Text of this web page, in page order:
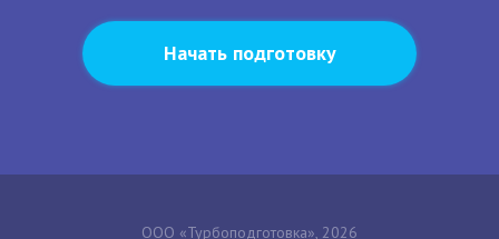
Начать подготовку
ООО «Турбоподготовка», 2026